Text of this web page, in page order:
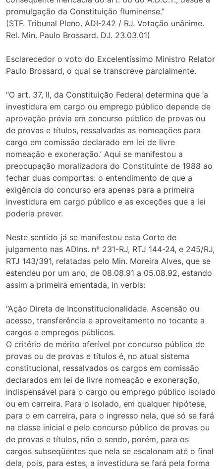
promulgação da Constituição fluminense.”
(STF. Tribunal Pleno. ADI-242 / RJ. Votação unânime.
Rel. Min. Paulo Brossard. DJ. 23.03.01)
Esclarecedor o voto do Excelentíssimo Ministro Relator
Paulo Brossard, o qual se transcreve parcialmente.
“O art. 37, II, da Constituição Federal determina que ‘a
investidura em cargo ou emprego público depende de
aprovação prévia em concurso público de provas ou
de provas e títulos, ressalvadas as nomeações para
cargo em comissão declarado em lei de livre
nomeação e exoneração.’ Aqui se manifestou a
preocupação moralizadora do Constituinte de 1988 ao
fechar duas comportas: o entendimento de que a
exigência do concurso era apenas para a primeira
investidura em cargo público e as exceções que a lei
poderia prever.
Neste sentido já se manifestou esta Corte de
julgamento nas ADIns. nº 231-RJ, RTJ 144-24, e 245/RJ,
RTJ 143/391, relatadas pelo Min. Moreira Alves, que se
estendeu por um ano, de 08.08.91 a 05.08.92, estando
assim a primeira ementada, in verbis:
“Ação Direta de Inconstitucionalidade. Ascensão ou
acesso, transferência e aproveitamento no tocante a
cargos e empregos públicos.
O critério de mérito aferível por concurso público de
provas ou de provas e títulos é, no atual sistema
constitucional, ressalvados os cargos em comissão
declarados em lei de livre nomeação e exoneração,
indispensável para o cargo ou emprego público isolado
ou em carreira. Para o isolado, em qualquer hipótese,
para o em carreira, para o ingresso nela, que só se fará
na classe inicial e pelo concurso público de provas ou
de provas e títulos, não o sendo, porém, para os
cargos subseqüentes que nela se escalonam até o final
dela, pois, para estes, a investidura se fará pela forma